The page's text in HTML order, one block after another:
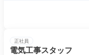
正社員
電気工事スタッフ